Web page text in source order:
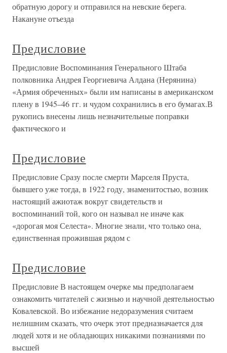
обратную дорогу и отправился на невские берега.
Накануне отъезда
Предисловие
Предисловие Воспоминания Генерального Штаба
полковника Андрея Георгиевича Алдана (Нерянина)
«Армия обреченных» были им написаны в американском
плену в 1945–46 гг. и чудом сохранились в его бумагах.В
рукопись внесены лишь незначительные поправки
фактического и
Предисловие
Предисловие Сразу после смерти Марселя Пруста,
бывшего уже тогда, в 1922 году, знаменитостью, возник
настоящий ажиотаж вокруг свидетельств и
воспоминаний той, кого он называл не иначе как
«дорогая моя Селеста». Многие знали, что только она,
единственная прожившая рядом с
Предисловие
Предисловие В настоящем очерке мы предполагаем
ознакомить читателей с жизнью и научной деятельностью
Ковалевской. Во избежание недоразумения считаем
нелишним сказать, что очерк этот предназначается для
людей хотя и не обладающих никакими познаниями по
высшей